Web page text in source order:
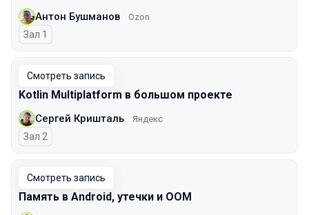
Антон Бушманов Ozon
Зал 1
Смотреть запись
Kotlin Multiplatform в большом проекте
Сергей Кришталь Яндекс
Зал 2
Смотреть запись
Память в Android, утечки и OOM